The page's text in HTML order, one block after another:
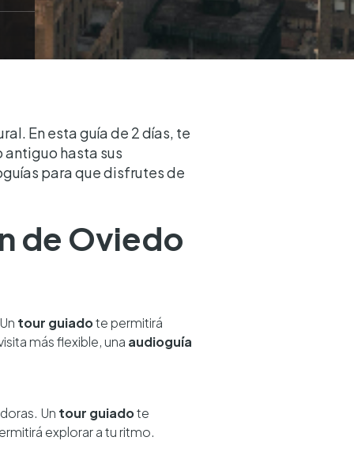
En esta guía de 2 días, te
hasta sus
para que disfrutes de
de Oviedo
tour guiadote permitirá
más flexible, una audioguía
Un tour guiadote
explorar a tu ritmo.